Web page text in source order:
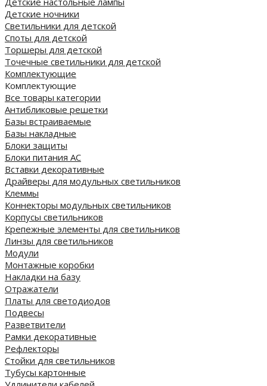
Детские ночники
Светильники для детской
Споты для детской
Торшеры для детской
Точечные светильники для детской
Комплектующие
Комплектующие
Все товары категории
Антибликовые решетки
Базы встраиваемые
Базы накладные
Блоки защиты
Блоки питания AC
Вставки декоративные
Драйверы для модульных светильников
Клеммы
Коннекторы модульных светильников
Корпусы светильников
Крепежные элементы для светильников
Линзы для светильников
Модули
Монтажные коробки
Накладки на базу
Отражатели
Платы для светодиодов
Подвесы
Разветвители
Рамки декоративные
Рефлекторы
Стойки для светильников
Тубусы картонные